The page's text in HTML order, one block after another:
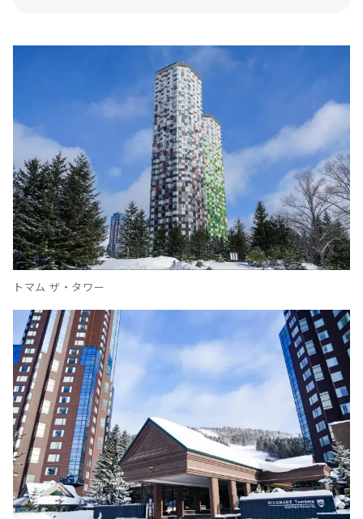
ペアリングが楽しい！ 「OTTO SETTE
TOMAMU」でディナータイム
「霧氷テラス」で 冬の朝だからこその絶景体験
絶景が楽しめる「雲Cafe」で冬季限定メニュー
「GAOアウトドアセンター」で 冬のアクティビテ
ィに挑戦！
雄大な大雪原を堪能「大雪原スノーモービル」
乗馬初心者でも楽しめる！「白銀の乗馬体験」
「ファームデザインズ トマム店」でランチタイ
ム
トマム ザ・タワー